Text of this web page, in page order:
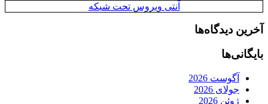
آنتی ویروس تحت شبکه
آخرین دیدگاه‌ها
بایگانی‌ها
آگوست 2026
جولای 2026
ژوئن 2026